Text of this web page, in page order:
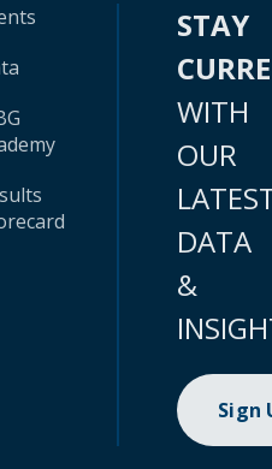
STAY
WITH
OUR
DATA
&
Sign